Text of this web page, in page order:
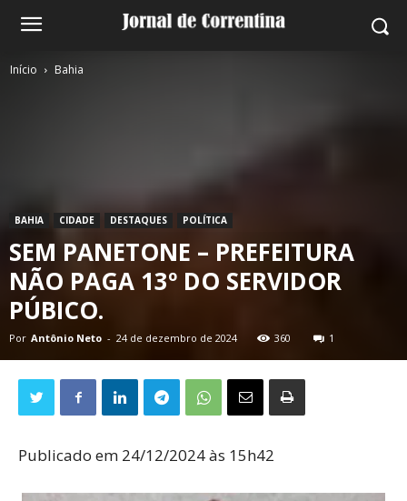
Início Bahia
BAHIA CIDADE DESTAQUES POLÍTICA
SEM PANETONE – PREFEITURA
NÃO PAGA 13º DO SERVIDOR
PÚBICO.
Por Antônio Neto - 24 de dezembro de 2024 360 1
Publicado em 24/12/2024 às 15h42